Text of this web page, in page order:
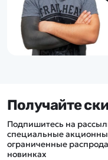
Получайте
Подпишитесь на
специальные
ограниченные
новинках